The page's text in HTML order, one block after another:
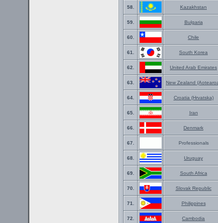
58. Kazakhstan
59. Bulgaria
60. Chile
61. South Korea
62. United Arab Emirates
63. New Zealand
64. Croatia (Hrvatska)
65. Iran
66. Denmark
67. Professionals
68. Uruguay
69. South Africa
70. Slovak Republic
71. Philippines
72. Cambodia